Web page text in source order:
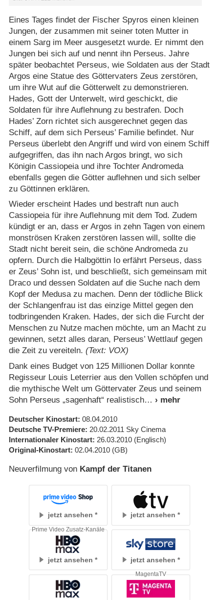
Eines Tages findet der Fischer Spyros einen kleinen
Jungen, der zusammen mit seiner toten Mutter in
einem Sarg im Meer ausgesetzt wurde. Er nimmt den
Jungen bei sich auf und nennt ihn Perseus. Jahre
später beobachtet Perseus, wie Soldaten aus der Stadt
Argos eine Statue des Göttervaters Zeus zerstören,
um ihre Wut auf die Götterwelt zu demonstrieren.
Hades, Gott der Unterwelt, wird geschickt, die
Soldaten für ihre Auflehnung zu bestrafen. Doch
Hades’ Zorn richtet sich ausgerechnet gegen das
Schiff, auf dem sich Perseus’ Familie befindet. Nur
Perseus überlebt den Angriff und wird von einem Schiff
aufgegriffen, das ihn nach Argos bringt, wo sich
Königin Cassiopeia und ihre Tochter Andromeda
ebenfalls gegen die Götter auflehnen und sich selber
zu Göttinnen erklären.
Wieder erscheint Hades und bestraft nun auch
Cassiopeia für ihre Auflehnung mit dem Tod. Zudem
kündigt er an, dass er Argos in zehn Tagen von einem
monströsen Kraken zerstören lassen will, sollte die
Stadt nicht bereit sein, die schöne Andromeda zu
opfern. Durch die Halbgöttin Io erfährt Perseus, dass
er Zeus’ Sohn ist, und beschließt, sich gemeinsam mit
Draco und dessen Soldaten auf die Suche nach dem
Kopf der Medusa zu machen. Denn der tödliche Blick
der Schlangenfrau ist das einzige Mittel gegen den
todbringenden Kraken. Hades, der sich die Furcht der
Menschen zu Nutze machen möchte, um an Macht zu
gewinnen, setzt alles daran, Perseus’ Wettlauf gegen
die Zeit zu vereiteln. (Text: VOX)
Dank eines Budget von 125 Millionen Dollar konnte
Regisseur Louis Leterrier aus den Vollen schöpfen und
die mythische Welt um Göttervater Zeus und seinem
Sohn Perseus „sagenhaft“ realistisch
Deutscher Kinostart 08.04.2010
Deutsche TV-Premiere 20.02.2011 Sky Cinema
Internationaler Kinostart 26.03.2010 (Englisch)
Original-Kinostart 02.04.2010 (GB)
Neuverfilmung von Kampf der Titanen
jetzt ansehen jetzt ansehen
jetzt ansehen
Prime Video Zusatz-Kanäle
jetzt ansehen
MagentaTV